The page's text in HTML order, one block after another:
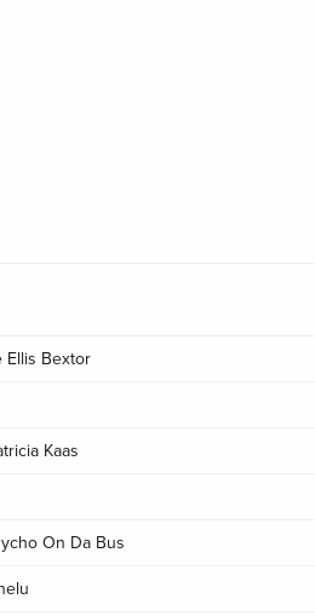
Ellis Bextor
Kaas
On Da Bus